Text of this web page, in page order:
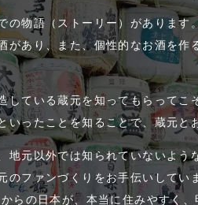
物語（ストーリー）がありま
があり、また、個性的なお酒を
ている蔵元を知ってもらって
ったことを知ることで、蔵元と
元以外では知られていないよ
ファンづくりをお手伝いして
らの日本が、本当に住みやすく